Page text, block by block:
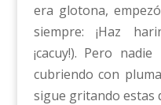
era glotona,
siempre: ¡Haz
¡cacuy!). Pero
cubriendo con
sigue gritando estas